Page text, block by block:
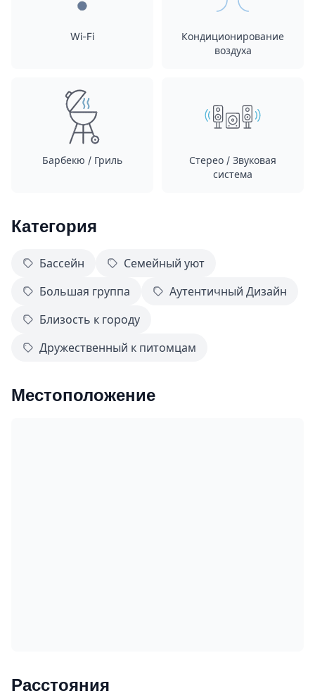
Wi-Fi
Кондиционирование
воздуха
Барбекю / Гриль
Стерео / Звуковая
система
Категория
Бассейн
Семейный уют
Большая группа
Аутентичный Дизайн
Близость к городу
Дружественный к питомцам
Местоположение
Расстояния